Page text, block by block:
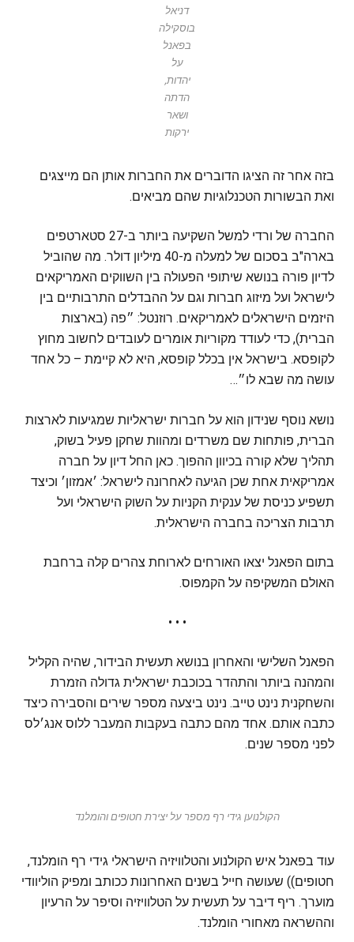
דניאל
בוסקילה
בפאנל
על
יהדות,
הדתה
ושאר
ירקות
בזה אחר זה הציגו הדוברים את החברות אותן הם מייצגים
ואת הבשורות הטכנלוגיות שהם מביאים.
החברה של ורדי למשל השקיעה ביותר ב-27 סטארטפים
בארה"ב בסכום של למעלה מ-40 מיליון דולר. מה שהוביל
לדיון פורה בנושא שיתופי הפעולה בין השווקים האמריקאים
לישראל ועל מיזוג חברות וגם על ההבדלים התרבותיים בין
היזמים הישראלים לאמריקאים. רוזנטל: ״פה (בארצות
הברית), כדי לעודד מקוריות אומרים לעובדים לחשוב מחוץ
לקופסא. בישראל אין בכלל קופסא, היא לא קיימת – כל אחד
עושה מה שבא לו״…
נושא נוסף שנידון הוא על חברות ישראליות שמגיעות לארצות
הברית, פותחות שם משרדים ומהוות שחקן פעיל בשוק,
תהליך שלא קורה בכיוון ההפוך. כאן החל דיון על חברה
אמריקאית אחת שכן הגיעה לאחרונה לישראל: ׳אמזון׳ וכיצד
תשפיע כניסת של ענקית הקניות על השוק הישראלי ועל
תרבות הצריכה בחברה הישראלית.
בתום הפאנל יצאו האורחים לארוחת צהרים קלה ברחבת
האולם המשקיפה על הקמפוס.
• • •
הפאנל השלישי והאחרון בנושא תעשית הבידור, שהיה הקליל
והמהנה ביותר והתהדר בכוכבת ישראלית גדולה הזמרת
והשחקנית נינט טייב. נינט ביצעה מספר שירים והסבירה כיצד
כתבה אותם. אחד מהם כתבה בעקבות המעבר ללוס אנג׳לס
לפני מספר שנים.
הקולנוען גידי רף מספר על יצירת חטופים והומלנד
עוד בפאנל איש הקולנוע והטלוויזיה הישראלי גידי רף הומלנד,
חטופים)) שעושה חייל בשנים האחרונות ככותב ומפיק הוליוודי
מוערך. ריף דיבר על תעשית על הטלוויזיה וסיפר על הרעיון
וההשראה מאחורי הומלנד.